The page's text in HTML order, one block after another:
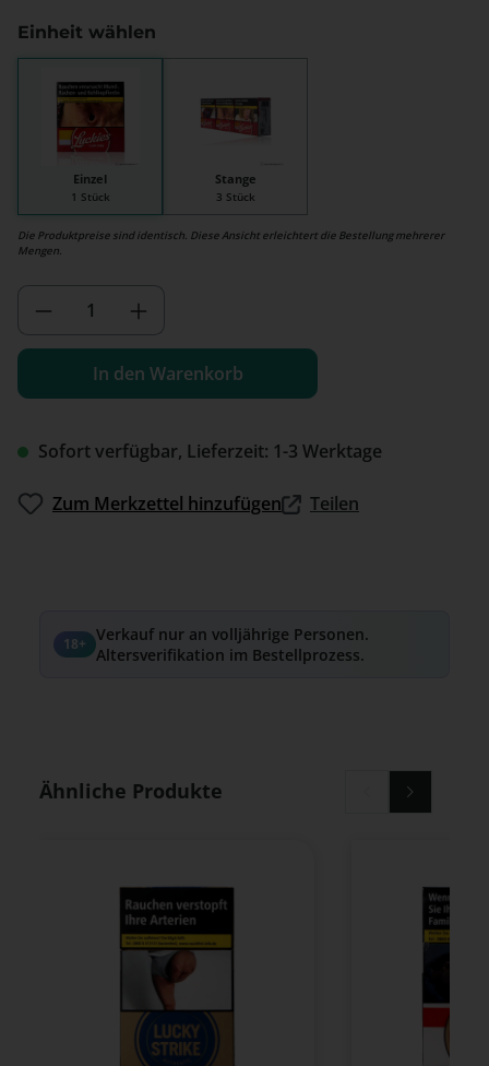
Sofort verfügbar, Lieferzeit: 1-3 Werktage
Einheit wählen
Einzel
1 Stück
Stange
3 Stück
Die Produktpreise sind identisch. Diese Ansicht erleichtert die Bestellung mehrerer
Mengen.
Produkt Anzahl: Gib den
In den Warenkorb
Zum Merkzettel hinzufügen Teilen
18+ Verkauf nur an volljährige Personen.
Altersverifikation im Bestellprozess.
Produktgalerie überspringen
Ähnliche Produkte